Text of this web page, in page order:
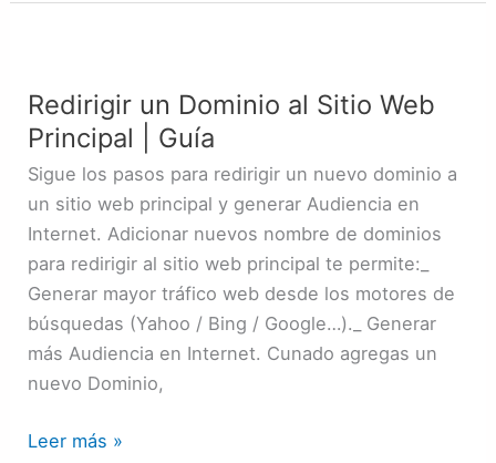
Redirigir un Dominio al Sitio Web
Principal | Guía
Sigue los pasos para redirigir un nuevo dominio a
un sitio web principal y generar Audiencia en
Internet. Adicionar nuevos nombre de dominios
para redirigir al sitio web principal te permite:_
Generar mayor tráfico web desde los motores de
búsquedas (Yahoo / Bing / Google…)._ Generar
más Audiencia en Internet. Cunado agregas un
nuevo Dominio,
Dominio
al
Sitio
Principal
Guía
Leer más »